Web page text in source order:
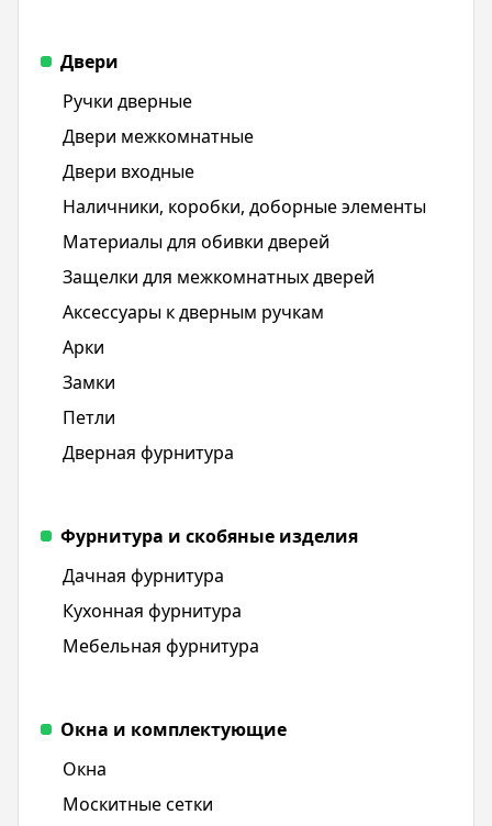
Двери
Ручки дверные
Двери межкомнатные
Двери входные
Наличники, коробки, доборные элементы
Материалы для обивки дверей
Защелки для межкомнатных дверей
Аксессуары к дверным ручкам
Арки
Замки
Петли
Дверная фурнитура
Фурнитура и скобяные изделия
Дачная фурнитура
Кухонная фурнитура
Мебельная фурнитура
Окна и комплектующие
Окна
Москитные сетки